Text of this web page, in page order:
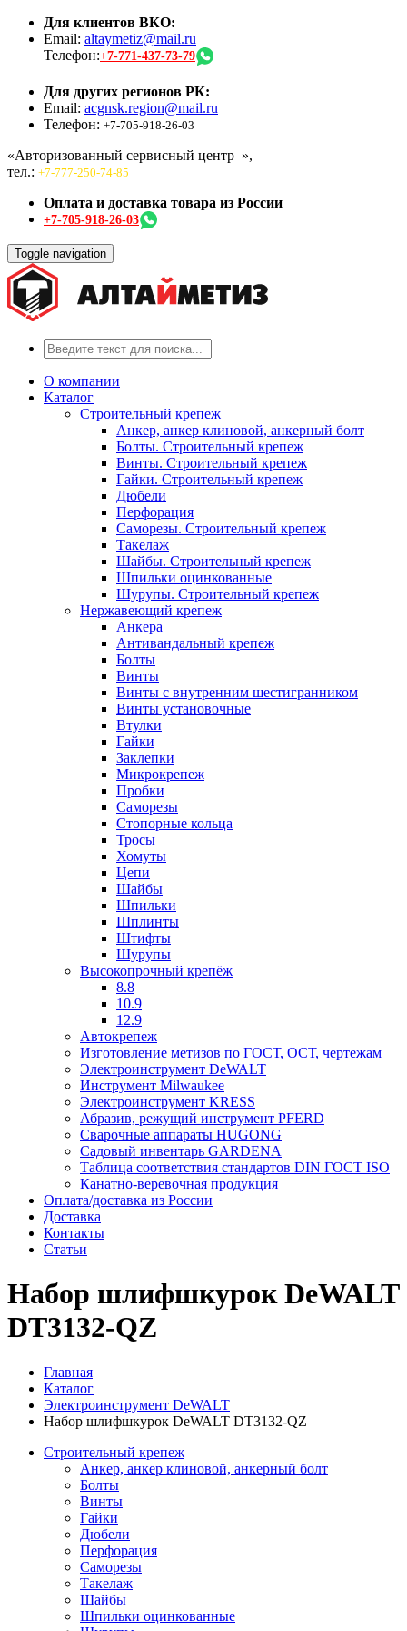
Для клиентов ВКО:
Email: altaymetiz@mail.ru
Телефон:+7-771-437-73-79
Для других регионов РК:
Email: acgnsk.region@mail.ru
Телефон: +7-705-918-26-03
«Авторизованный сервисный центр »,
тел.: +7-777-250-74-85
Оплата и доставка товара из России
+7-705-918-26-03
Toggle navigation
О компании
Каталог
Строительный крепеж
Анкер, анкер клиновой, анкерный болт
Болты. Строительный крепеж
Винты. Строительный крепеж
Гайки. Строительный крепеж
Дюбели
Перфорация
Саморезы. Строительный крепеж
Такелаж
Шайбы. Строительный крепеж
Шпильки оцинкованные
Шурупы. Строительный крепеж
Нержавеющий крепеж
Анкера
Антивандальный крепеж
Болты
Винты
Винты с внутренним шестигранником
Винты установочные
Втулки
Гайки
Заклепки
Микрокрепеж
Пробки
Саморезы
Стопорные кольца
Тросы
Хомуты
Цепи
Шайбы
Шпильки
Шплинты
Штифты
Шурупы
Высокопрочный крепёж
8.8
10.9
12.9
Автокрепеж
Изготовление метизов по ГОСТ, ОСТ, чертежам
Электроинструмент DeWALT
Инструмент Milwaukee
Электроинструмент KRESS
Абразив, режущий инструмент PFERD
Сварочные аппараты HUGONG
Садовый инвентарь GARDENA
Таблица соответствия стандартов DIN ГОСТ ISO
Канатно-веревочная продукция
Оплата/доставка из России
Доставка
Контакты
Статьи
Набор шлифшкурок DeWALT
DT3132-QZ
Главная
Каталог
Электроинструмент DeWALT
Набор шлифшкурок DeWALT DT3132-QZ
Строительный крепеж
Анкер, анкер клиновой, анкерный болт
Болты
Винты
Гайки
Дюбели
Перфорация
Саморезы
Такелаж
Шайбы
Шпильки оцинкованные